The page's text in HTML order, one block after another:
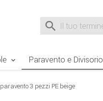
Suche nach
Paravento e Divisorio
paravento 3 pezzi PE beige